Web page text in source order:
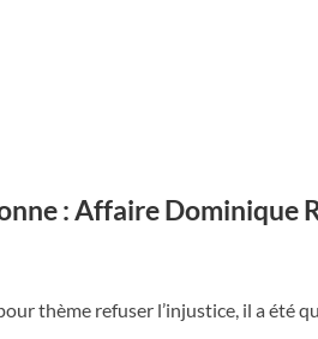
: Affaire Dominique
thème refuser l’injustice, il a été